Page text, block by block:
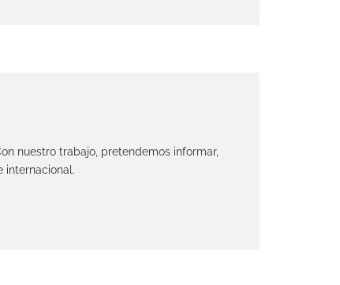
nuestro trabajo, pretendemos informar,
internacional.